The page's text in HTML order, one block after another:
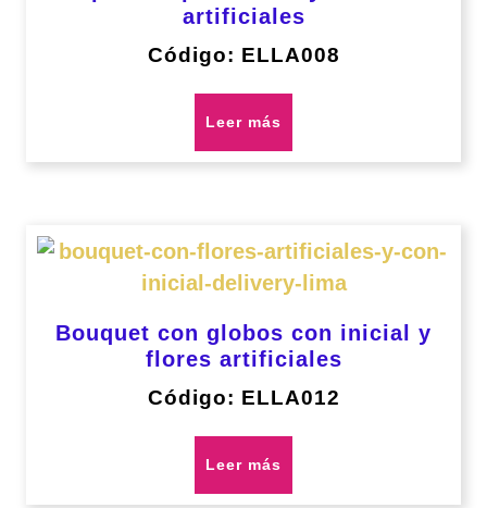
artificiales
Código: ELLA008
Leer más
Bouquet con globos con inicial y
flores artificiales
Código: ELLA012
Leer más